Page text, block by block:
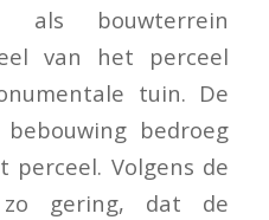
als bouwterrein
van het perceel
tuin. De
bedroeg
perceel. Volgens de
gering, dat de